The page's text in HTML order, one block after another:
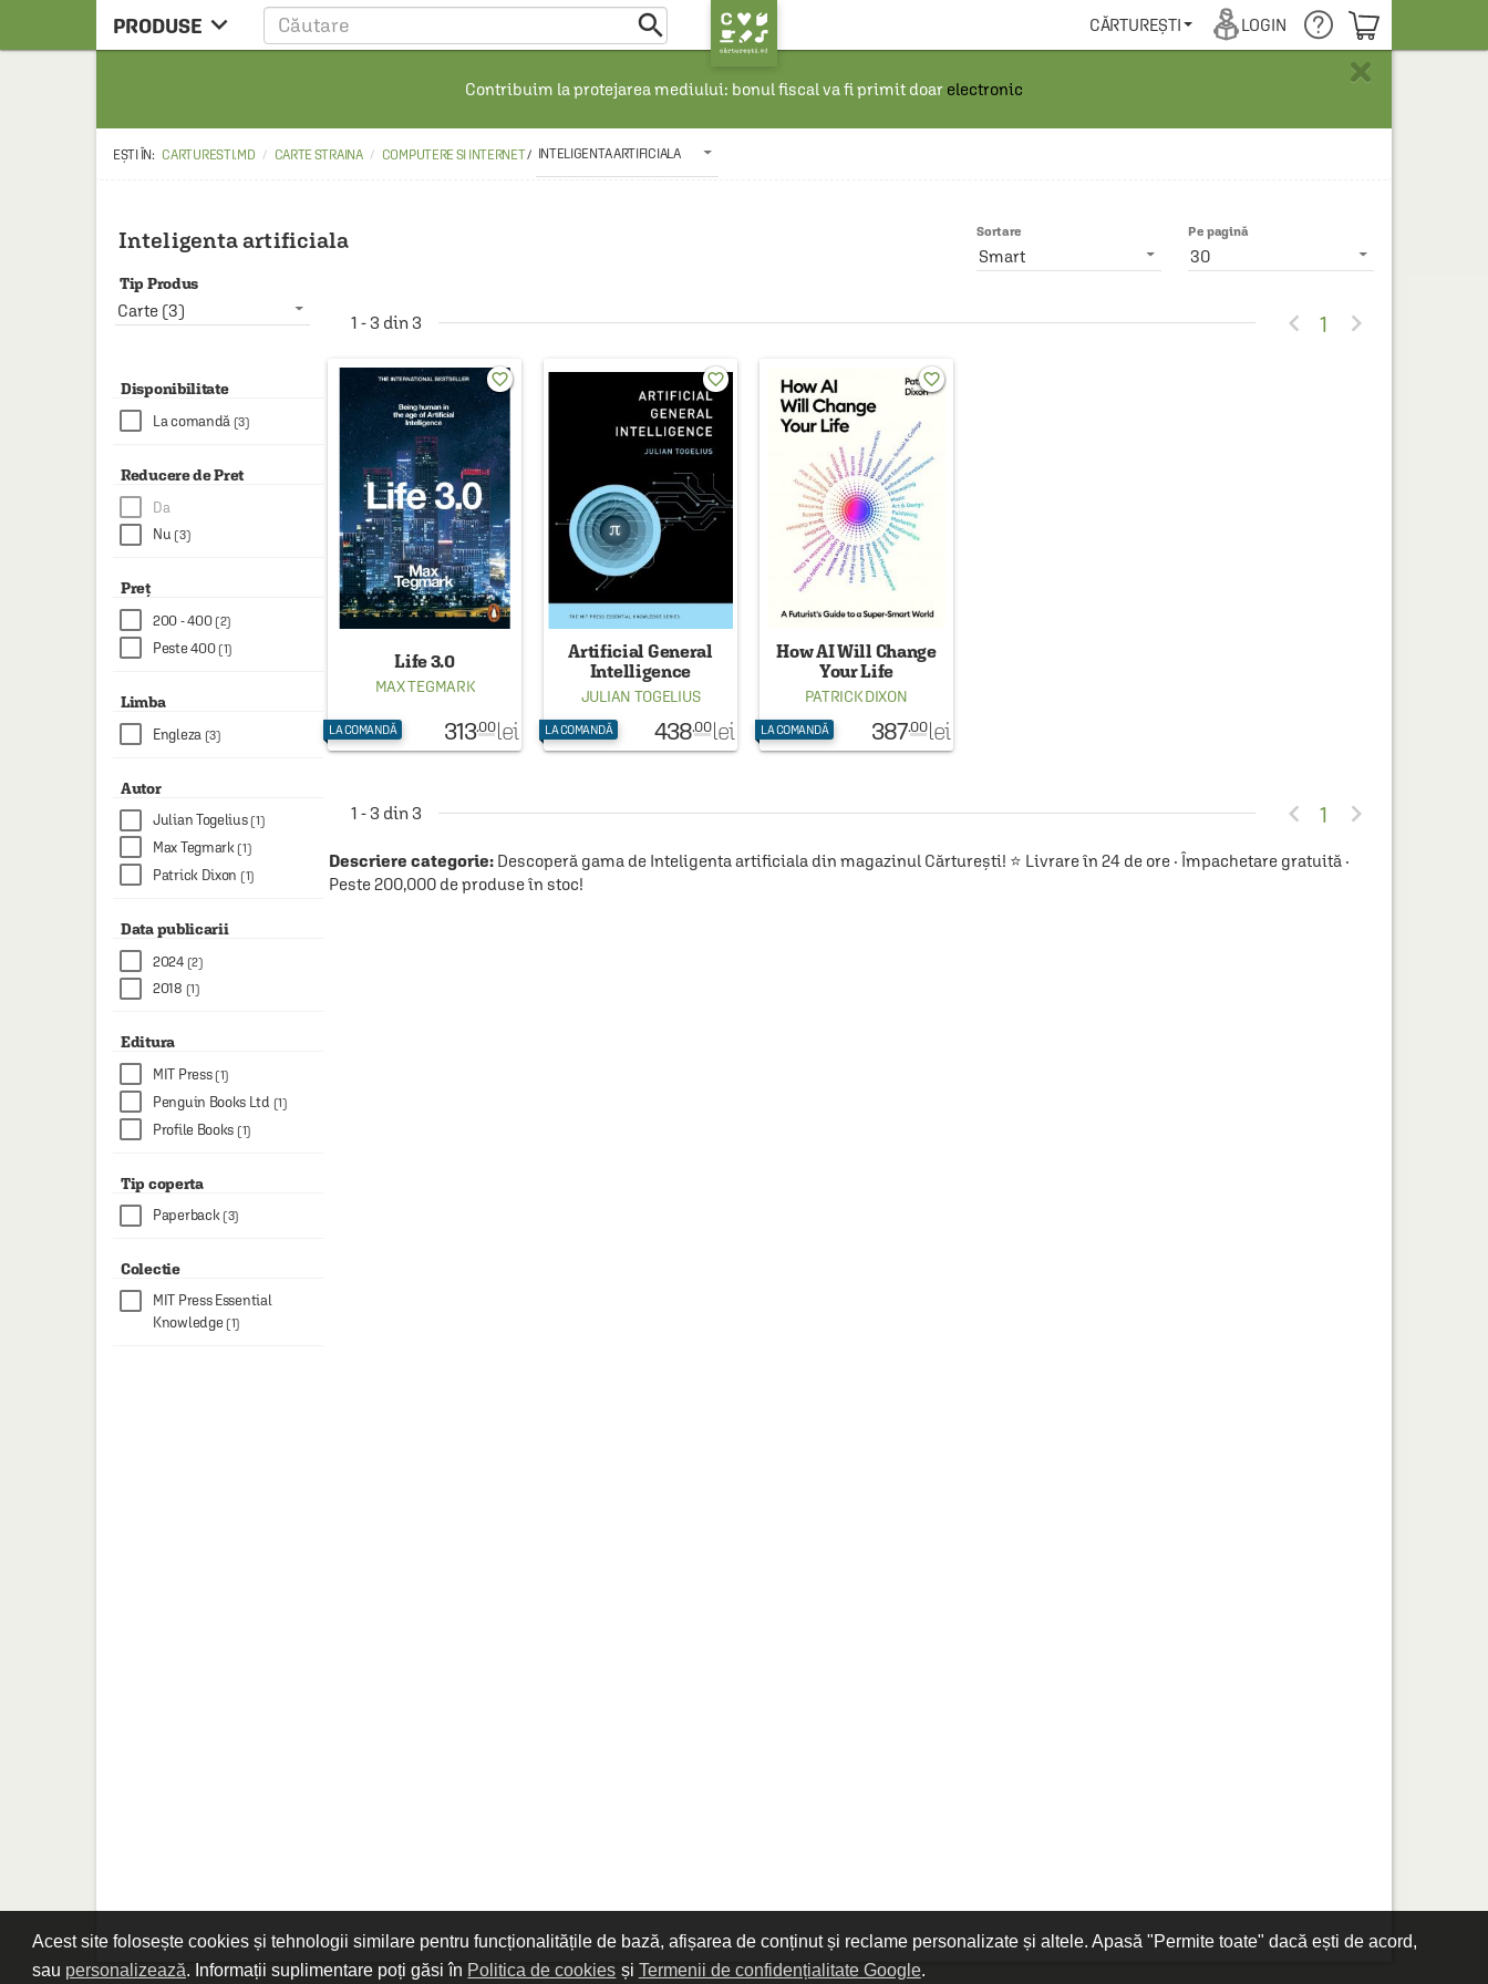
Acest site folosește cookies și tehnologii similare pentru funcționalitățile de bază, afișarea de conținut și reclame personalizate și altele. Apasă "Permite toate" dacă ești de acord,
sau personalizează. Informații suplimentare poți găsi în Politica de cookies și Termenii de confidențialitate Google.
PRODUSE 
CARTE RUSA
MANGA
MUZICA
FILM
PAPETARIE
CEAI & ACCESORII
HAINE SI ACCESORII
BOARD GAMES
JOCURI SI JUCARII
PLAYGROUND
DISNEY
CURSURI LIMBI STRAINE
PROMOȚII ȘI SELECȚII
 CĂRTUREȘTI LOGIN COȘUL TĂU
×
Contribuim la protejarea mediului: bonul fiscal va fi primit doar electronic
CARTURESTI.MD CARTE STRAINA COMPUTERE SI INTERNET/ INTELIGENTA ARTIFICIALA
Inteligenta artificiala Pe pagină
30
Sortare
Smart
Tip Produs
Carte (3)
Disponibilitate
La comandă (3)
Reducere de Pret
Da
Nu (3)
Preț
200 - 400 (2)
Peste 400 (1)
Limba
Engleza (3)
Autor
Julian Togelius (1)
Max Tegmark (1)
Patrick Dixon (1)
Data publicarii
2024 (2)
2018 (1)
Editura
MIT Press (1)
Penguin Books Ltd (1)
Profile Books (1)
Tip coperta
Paperback (3)
Colectie
MIT Press Essential
Knowledge (1)
1 - 3 din 3  1 
Life 3.0
MAX TEGMARK
LA COMANDĂ 313.00 lei
favorite_border
Artificial General
Intelligence
JULIAN TOGELIUS
LA COMANDĂ 438.00 lei
favorite_border
How AI Will Change
Your Life
PATRICK DIXON
LA COMANDĂ 387.00 lei
favorite_border
1 - 3 din 3  1 
Descriere categorie: Descoperă gama de Inteligenta artificiala din magazinul Cărturești! ⭐ Livrare în 24 de ore · Împachetare gratuită ·
Peste 200,000 de produse în stoc!